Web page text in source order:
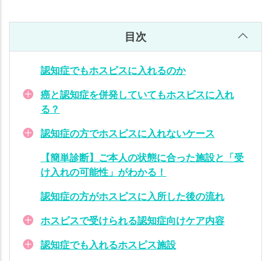
目次
認知症でもホスピスに入れるのか
癌と認知症を併発していてもホスピスに入れ
る？
認知症の方でホスピスに入れないケース
【簡単診断】ご本人の状態に合った施設と「受
け入れの可能性」がわかる！
認知症の方がホスピスに入所した後の流れ
ホスピスで受けられる認知症向けケア内容
認知症でも入れるホスピス施設
ホ
ピ
ス
に
入
た
の
流
れ
ホ
ピ